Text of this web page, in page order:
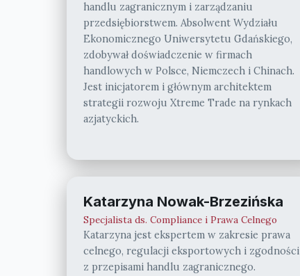
handlu zagranicznym i zarządzaniu
przedsiębiorstwem. Absolwent Wydziału
Ekonomicznego Uniwersytetu Gdańskiego,
zdobywał doświadczenie w firmach
handlowych w Polsce, Niemczech i Chinach.
Jest inicjatorem i głównym architektem
strategii rozwoju Xtreme Trade na rynkach
azjatyckich.
Katarzyna Nowak-Brzezińska
Specjalista ds. Compliance i Prawa Celnego
Katarzyna jest ekspertem w zakresie prawa
celnego, regulacji eksportowych i zgodności
z przepisami handlu zagranicznego.